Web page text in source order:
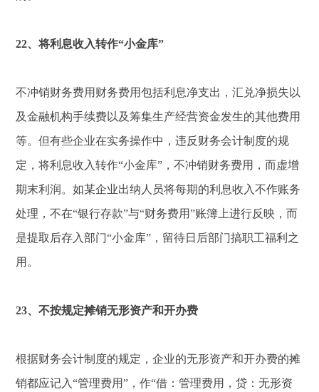
22、将利息收入转作“小金库”
不冲销财务费用财务费用包括利息净支出，汇兑净损失以
及金融机构手续费以及筹集生产经营资金发生的其他费用
等。但有些企业在实务操作中，违反财务会计制度的规
定，将利息收入转作“小金库”，不冲销财务费用，而虚增
期末利润。如某企业出纳人员将每期的利息收入不作账务
处理，不在“银行存款”与“财务费用”账簿上进行反映，而
是提取后存入部门“小金库”，留待日后部门搞职工福利之
用。
23、不按规定摊销无形资产和开办费
根据财务会计制度的规定，企业的无形资产和开办费的摊
销都应记入“管理费用”，作“借：管理费用，贷：无形资